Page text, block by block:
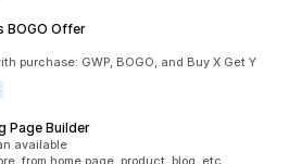
BOGO Offer
purchase: GWP, BOGO, and Buy X Get Y
Page Builder
available
from home page, product, blog, etc.